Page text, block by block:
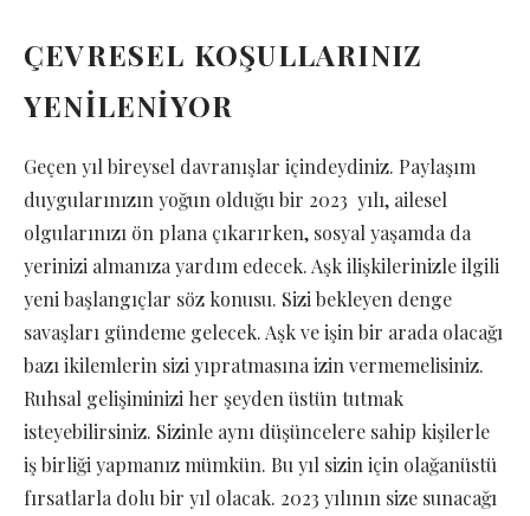
ÇEVRESEL KOŞULLARINIZ
YENİLENİYOR
Geçen yıl bireysel davranışlar içindeydiniz. Paylaşım
duygularınızın yoğun olduğu bir 2023 yılı, ailesel
olgularınızı ön plana çıkarırken, sosyal yaşamda da
yerinizi almanıza yardım edecek. Aşk ilişkilerinizle ilgili
yeni başlangıçlar söz konusu. Sizi bekleyen denge
savaşları gündeme gelecek. Aşk ve işin bir arada olacağı
bazı ikilemlerin sizi yıpratmasına izin vermemelisiniz.
Ruhsal gelişiminizi her şeyden üstün tutmak
isteyebilirsiniz. Sizinle aynı düşüncelere sahip kişilerle
iş birliği yapmanız mümkün. Bu yıl sizin için olağanüstü
fırsatlarla dolu bir yıl olacak. 2023 yılının size sunacağı